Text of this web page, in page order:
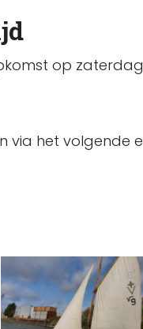
op zaterdag
via het volgende